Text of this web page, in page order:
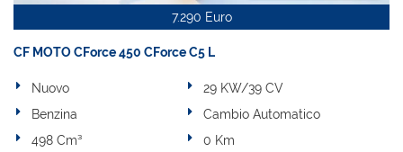
7.290 Euro
CF MOTO CForce 450 CForce C5 L
Nuovo
29 KW/39 CV
Benzina
Cambio Automatico
498 Cm³
0 Km